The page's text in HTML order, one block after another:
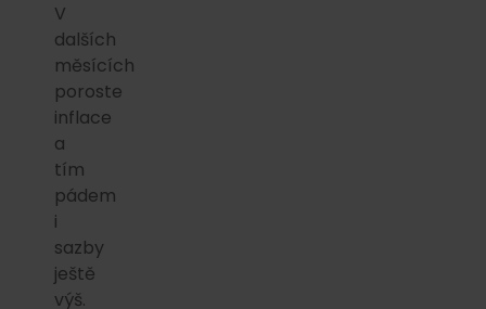
V
dalších
měsících
poroste
inflace
a
tím
pádem
i
sazby
ještě
výš.